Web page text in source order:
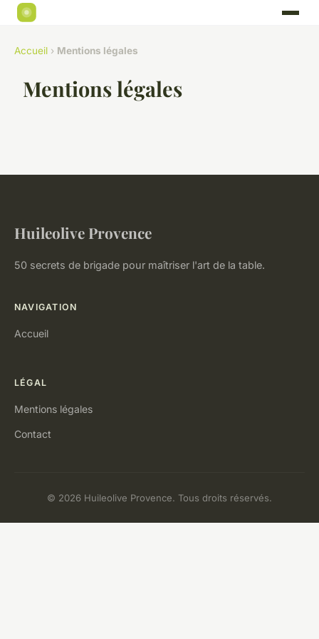
Accueil › Mentions légales
Mentions légales
Huileolive Provence
50 secrets de brigade pour maîtriser l'art de la table.
NAVIGATION
Accueil
LÉGAL
Mentions légales
Contact
© 2026 Huileolive Provence. Tous droits réservés.